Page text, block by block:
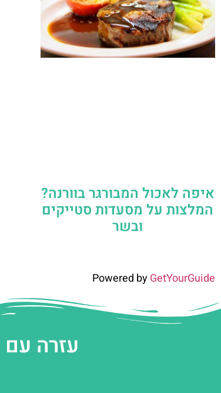
איפה לאכול המבורגר בוורנה?
המלצות על מסעדות סטייקים
ובשר
Powered byGetYourGuide
עזרה עם